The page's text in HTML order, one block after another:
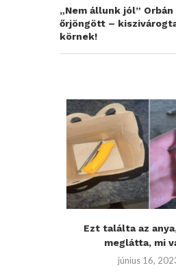
„Nem állunk jól”
őrjöngött –
körnek!
Ezt találta az
meglátta, mi
június 16,